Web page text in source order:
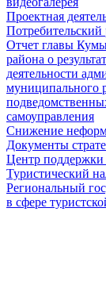
Проектная
Отчет главы
района о
деятельности
муниципального
самоуправления
Снижение
Документы
Центр
Туристический
Региональный
в сфере